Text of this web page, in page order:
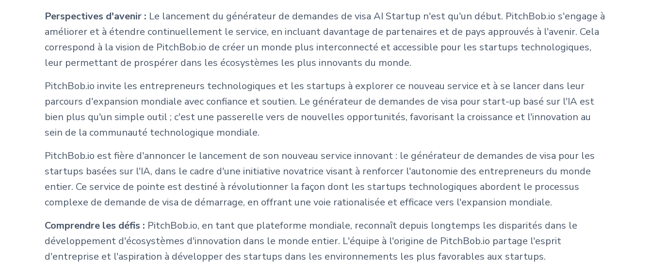
Perspectives d'avenir : Le lancement du générateur de demandes de visa AI Startup n'est qu'un début. PitchBob.io s'engage à
améliorer et à étendre continuellement le service, en incluant davantage de partenaires et de pays approuvés à l'avenir. Cela
correspond à la vision de PitchBob.io de créer un monde plus interconnecté et accessible pour les startups technologiques,
leur permettant de prospérer dans les écosystèmes les plus innovants du monde.
PitchBob.io invite les entrepreneurs technologiques et les startups à explorer ce nouveau service et à se lancer dans leur
parcours d'expansion mondiale avec confiance et soutien. Le générateur de demandes de visa pour start-up basé sur l'IA est
bien plus qu'un simple outil ; c'est une passerelle vers de nouvelles opportunités, favorisant la croissance et l'innovation au
sein de la communauté technologique mondiale.
PitchBob.io est fière d'annoncer le lancement de son nouveau service innovant : le générateur de demandes de visa pour les
startups basées sur l'IA, dans le cadre d'une initiative novatrice visant à renforcer l'autonomie des entrepreneurs du monde
entier. Ce service de pointe est destiné à révolutionner la façon dont les startups technologiques abordent le processus
complexe de demande de visa de démarrage, en offrant une voie rationalisée et efficace vers l'expansion mondiale.
Comprendre les défis : PitchBob.io, en tant que plateforme mondiale, reconnaît depuis longtemps les disparités dans le
développement d'écosystèmes d'innovation dans le monde entier. L'équipe à l'origine de PitchBob.io partage l'esprit
d'entreprise et l'aspiration à développer des startups dans les environnements les plus favorables aux startups.